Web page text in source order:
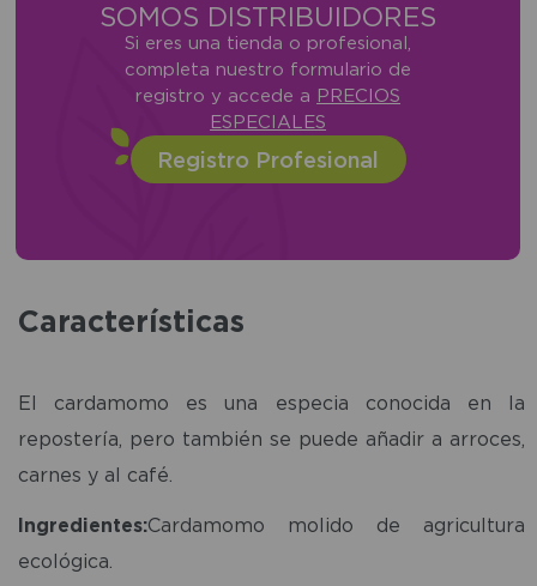
SOMOS DISTRIBUIDORES
Si eres una tienda o profesional,
completa nuestro formulario de
registro y accede a PRECIOS
ESPECIALES
Registro Profesional
Características
El cardamomo es una especia conocida en la
repostería, pero también se puede añadir a arroces,
carnes y al café.
Ingredientes:Cardamomo molido de agricultura
ecológica.